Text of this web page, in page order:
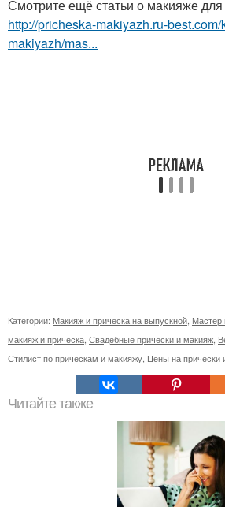
Смотрите ещё статьи о макияже для
http://pricheska-makiyazh.ru-
makiyazh/mas...
Категории: Макияж и прическа на выпускной Мастер
макияж и прическа Свадебные прически и макияж
Стилист по прическам и макияжу Цены на прически
Читайте также